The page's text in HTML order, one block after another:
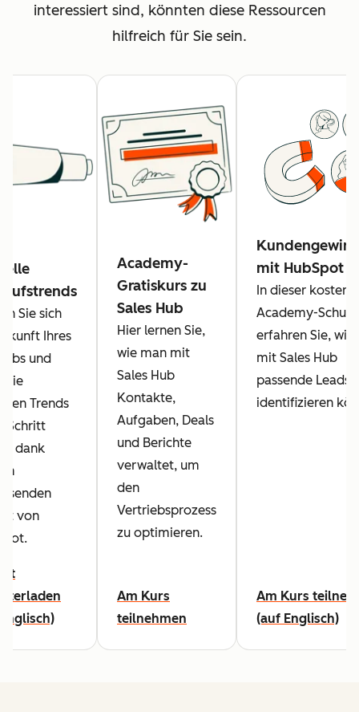
interessiert sind, könnten diese Ressourcen
hilfreich für Sie sein.
Sie sich
Ihres
und
Sie
Trends
Schritt
dank
von
Academy-
Gratiskurs zu
Sales Hub
Hier lernen Sie,
wie man mit
Sales Hub
Kontakte,
Aufgaben, Deals
und Berichte
verwaltet, um
den
Vertriebsprozess
zu optimieren.
Am Kurs
teilnehmen
mit HubSpot
In dieser
Academy-
erfahren Sie, wie
mit Sales Hub
passende Leads
identifizieren
Am Kurs
(auf Englisch)